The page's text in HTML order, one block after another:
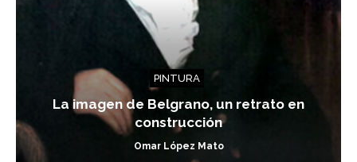
PINTURA
La imagen de Belgrano, un retrato en
construcción
Omar López Mato